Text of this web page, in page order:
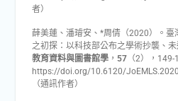
者）
薛美蓮、潘璿安、*周倩（2020）。
之初探：以科技部公布之學術抄襲、
教育資料與圖書館學， 57（2），149-
https://doi.org/10.6120/
（通訊作者）